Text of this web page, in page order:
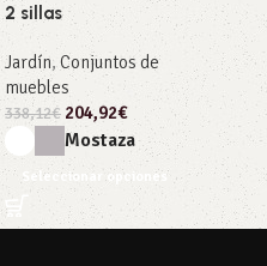
2 sillas
Jardín, Conjuntos de
muebles
338,12€ 204,92€
Mostaza
Seleccionar opciones